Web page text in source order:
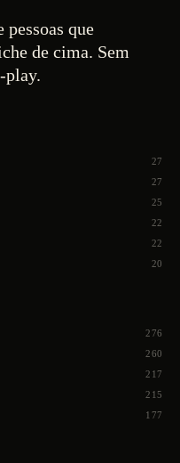
pessoas que
de cima. Sem
play.
27
27
25
22
22
20
276
260
217
215
177